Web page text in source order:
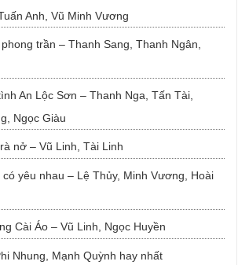
Anh, Vũ Minh Vương
trần – Thanh Sang, Thanh Ngân,
An Lộc Sơn – Thanh Nga, Tấn Tài,
Ngọc Giàu
nở – Vũ Linh, Tài Linh
có yêu nhau – Lệ Thủy, Minh Vương, Hoài
Cài Áo – Vũ Linh, Ngọc Huyền
Nhung, Mạnh Quỳnh hay nhất